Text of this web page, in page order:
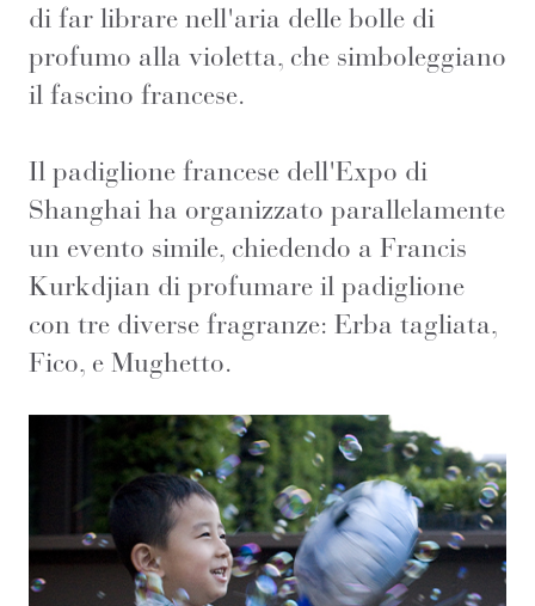
di far librare nell'aria delle bolle di
profumo alla violetta, che simboleggiano
il fascino francese.
Il padiglione francese dell'Expo di
Shanghai ha organizzato parallelamente
un evento simile, chiedendo a Francis
Kurkdjian di profumare il padiglione
con tre diverse fragranze: Erba tagliata,
Fico, e Mughetto.